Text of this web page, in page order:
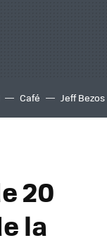
Café Jeff Bezos
20
la